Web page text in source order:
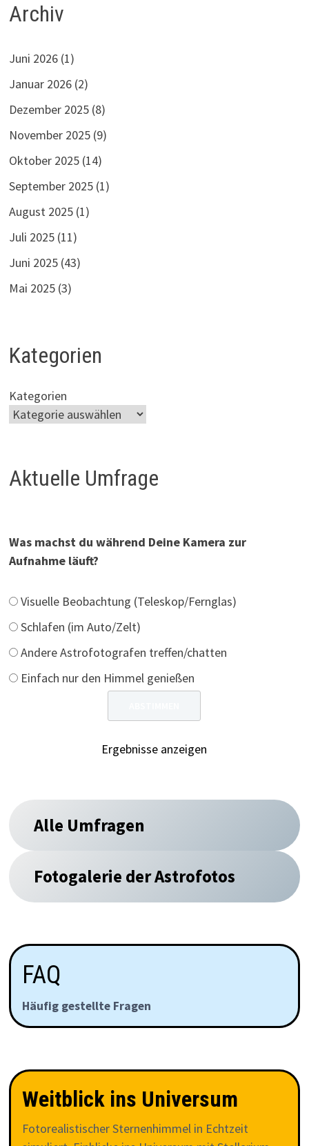
Archiv
Juni 2026 (1)
Januar 2026 (2)
Dezember 2025 (8)
November 2025 (9)
Oktober 2025 (14)
September 2025 (1)
August 2025 (1)
Juli 2025 (11)
Juni 2025 (43)
Mai 2025 (3)
Kategorien
Kategorien
Aktuelle Umfrage
Was machst du während Deine Kamera zur
Aufnahme läuft?
Visuelle Beobachtung (Teleskop/Fernglas)
Schlafen (im Auto/Zelt)
Andere Astrofotografen treffen/chatten
Einfach nur den Himmel genießen
Ergebnisse anzeigen
Alle Umfragen
Fotogalerie der Astrofotos
FAQ
Häufig gestellte Fragen
Weitblick ins Universum
Fotorealistischer Sternenhimmel in Echtzeit